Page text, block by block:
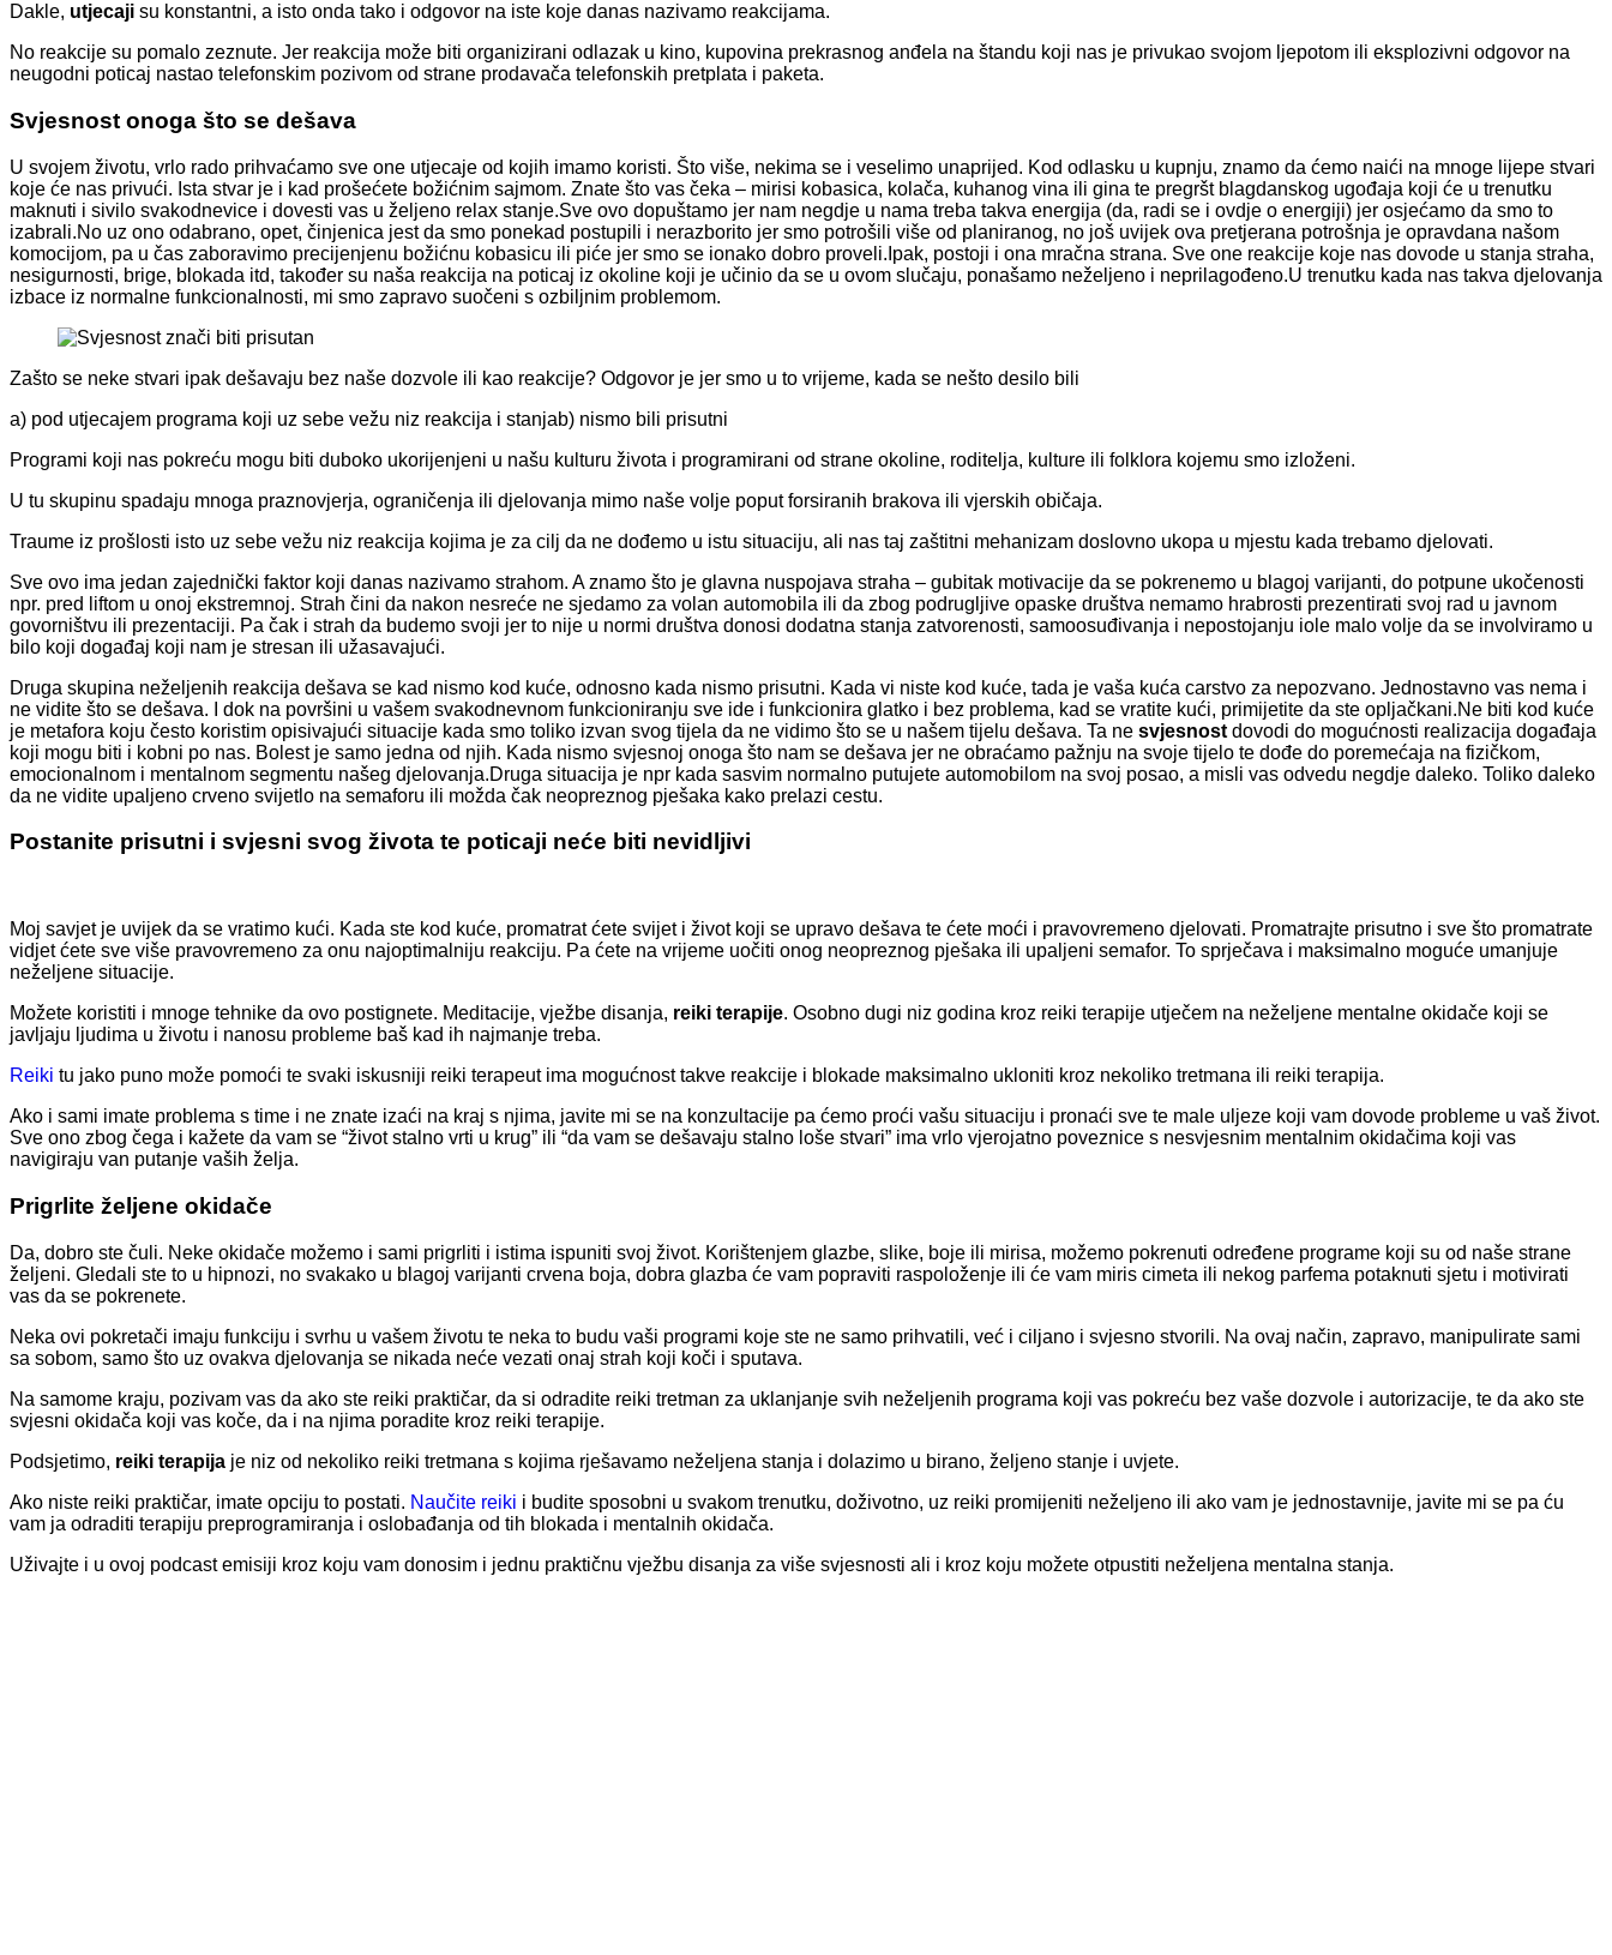
Dakle, utjecaji su konstantni, a isto onda tako i odgovor na iste koje danas nazivamo reakcijama.
No reakcije su pomalo zeznute. Jer reakcija može biti organizirani odlazak u kino, kupovina prekrasnog anđela na štandu koji nas je privukao svojom ljepotom ili eksplozivni odgovor na
neugodni poticaj nastao telefonskim pozivom od strane prodavača telefonskih pretplata i paketa.
Svjesnost onoga što se dešava
U svojem životu, vrlo rado prihvaćamo sve one utjecaje od kojih imamo koristi. Što više, nekima se i veselimo unaprijed. Kod odlasku u kupnju, znamo da ćemo naići na mnoge lijepe stvari
koje će nas privući. Ista stvar je i kad prošećete božićnim sajmom. Znate što vas čeka – mirisi kobasica, kolača, kuhanog vina ili gina te pregršt blagdanskog ugođaja koji će u trenutku
maknuti i sivilo svakodnevice i dovesti vas u željeno relax stanje.Sve ovo dopuštamo jer nam negdje u nama treba takva energija (da, radi se i ovdje o energiji) jer osjećamo da smo to
izabrali.No uz ono odabrano, opet, činjenica jest da smo ponekad postupili i nerazborito jer smo potrošili više od planiranog, no još uvijek ova pretjerana potrošnja je opravdana našom
komocijom, pa u čas zaboravimo precijenjenu božićnu kobasicu ili piće jer smo se ionako dobro proveli.Ipak, postoji i ona mračna strana. Sve one reakcije koje nas dovode u stanja straha,
nesigurnosti, brige, blokada itd, također su naša reakcija na poticaj iz okoline koji je učinio da se u ovom slučaju, ponašamo neželjeno i neprilagođeno.U trenutku kada nas takva djelovanja
izbace iz normalne funkcionalnosti, mi smo zapravo suočeni s ozbiljnim problemom.
Zašto se neke stvari ipak dešavaju bez naše dozvole ili kao reakcije? Odgovor je jer smo u to vrijeme, kada se nešto desilo bili
a) pod utjecajem programa koji uz sebe vežu niz reakcija i stanjab) nismo bili prisutni
Programi koji nas pokreću mogu biti duboko ukorijenjeni u našu kulturu života i programirani od strane okoline, roditelja, kulture ili folklora kojemu smo izloženi.
U tu skupinu spadaju mnoga praznovjerja, ograničenja ili djelovanja mimo naše volje poput forsiranih brakova ili vjerskih običaja.
Traume iz prošlosti isto uz sebe vežu niz reakcija kojima je za cilj da ne dođemo u istu situaciju, ali nas taj zaštitni mehanizam doslovno ukopa u mjestu kada trebamo djelovati.
Sve ovo ima jedan zajednički faktor koji danas nazivamo strahom. A znamo što je glavna nuspojava straha – gubitak motivacije da se pokrenemo u blagoj varijanti, do potpune ukočenosti
npr. pred liftom u onoj ekstremnoj. Strah čini da nakon nesreće ne sjedamo za volan automobila ili da zbog podrugljive opaske društva nemamo hrabrosti prezentirati svoj rad u javnom
govorništvu ili prezentaciji. Pa čak i strah da budemo svoji jer to nije u normi društva donosi dodatna stanja zatvorenosti, samoosuđivanja i nepostojanju iole malo volje da se involviramo u
bilo koji događaj koji nam je stresan ili užasavajući.
Druga skupina neželjenih reakcija dešava se kad nismo kod kuće, odnosno kada nismo prisutni. Kada vi niste kod kuće, tada je vaša kuća carstvo za nepozvano. Jednostavno vas nema i
ne vidite što se dešava. I dok na površini u vašem svakodnevnom funkcioniranju sve ide i funkcionira glatko i bez problema, kad se vratite kući, primijetite da ste opljačkani.Ne biti kod kuće
je metafora koju često koristim opisivajući situacije kada smo toliko izvan svog tijela da ne vidimo što se u našem tijelu dešava. Ta ne svjesnost dovodi do mogućnosti realizacija događaja
koji mogu biti i kobni po nas. Bolest je samo jedna od njih. Kada nismo svjesnoj onoga što nam se dešava jer ne obraćamo pažnju na svoje tijelo te dođe do poremećaja na fizičkom,
emocionalnom i mentalnom segmentu našeg djelovanja.Druga situacija je npr kada sasvim normalno putujete automobilom na svoj posao, a misli vas odvedu negdje daleko. Toliko daleko
da ne vidite upaljeno crveno svijetlo na semaforu ili možda čak neopreznog pješaka kako prelazi cestu.
Postanite prisutni i svjesni svog života te poticaji neće biti nevidljivi
Moj savjet je uvijek da se vratimo kući. Kada ste kod kuće, promatrat ćete svijet i život koji se upravo dešava te ćete moći i pravovremeno djelovati. Promatrajte prisutno i sve što promatrate
vidjet ćete sve više pravovremeno za onu najoptimalniju reakciju. Pa ćete na vrijeme uočiti onog neopreznog pješaka ili upaljeni semafor. To sprječava i maksimalno moguće umanjuje
neželjene situacije.
Možete koristiti i mnoge tehnike da ovo postignete. Meditacije, vježbe disanja, reiki terapije. Osobno dugi niz godina kroz reiki terapije utječem na neželjene mentalne okidače koji se
javljaju ljudima u životu i nanosu probleme baš kad ih najmanje treba.
Reiki tu jako puno može pomoći te svaki iskusniji reiki terapeut ima mogućnost takve reakcije i blokade maksimalno ukloniti kroz nekoliko tretmana ili reiki terapija.
Ako i sami imate problema s time i ne znate izaći na kraj s njima, javite mi se na konzultacije pa ćemo proći vašu situaciju i pronaći sve te male uljeze koji vam dovode probleme u vaš život.
Sve ono zbog čega i kažete da vam se “život stalno vrti u krug” ili “da vam se dešavaju stalno loše stvari” ima vrlo vjerojatno poveznice s nesvjesnim mentalnim okidačima koji vas
navigiraju van putanje vaših želja.
Prigrlite željene okidače
Da, dobro ste čuli. Neke okidače možemo i sami prigrliti i istima ispuniti svoj život. Korištenjem glazbe, slike, boje ili mirisa, možemo pokrenuti određene programe koji su od naše strane
željeni. Gledali ste to u hipnozi, no svakako u blagoj varijanti crvena boja, dobra glazba će vam popraviti raspoloženje ili će vam miris cimeta ili nekog parfema potaknuti sjetu i motivirati
vas da se pokrenete.
Neka ovi pokretači imaju funkciju i svrhu u vašem životu te neka to budu vaši programi koje ste ne samo prihvatili, već i ciljano i svjesno stvorili. Na ovaj način, zapravo, manipulirate sami
sa sobom, samo što uz ovakva djelovanja se nikada neće vezati onaj strah koji koči i sputava.
Na samome kraju, pozivam vas da ako ste reiki praktičar, da si odradite reiki tretman za uklanjanje svih neželjenih programa koji vas pokreću bez vaše dozvole i autorizacije, te da ako ste
svjesni okidača koji vas koče, da i na njima poradite kroz reiki terapije.
Podsjetimo, reiki terapija je niz od nekoliko reiki tretmana s kojima rješavamo neželjena stanja i dolazimo u birano, željeno stanje i uvjete.
Ako niste reiki praktičar, imate opciju to postati. Naučite reiki i budite sposobni u svakom trenutku, doživotno, uz reiki promijeniti neželjeno ili ako vam je jednostavnije, javite mi se pa ću
vam ja odraditi terapiju preprogramiranja i oslobađanja od tih blokada i mentalnih okidača.
Uživajte i u ovoj podcast emisiji kroz koju vam donosim i jednu praktičnu vježbu disanja za više svjesnosti ali i kroz koju možete otpustiti neželjena mentalna stanja.